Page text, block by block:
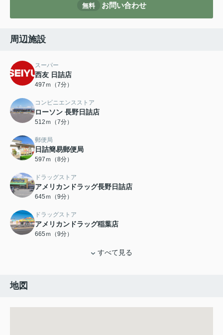
無料 お問い合わせ
周辺施設
スーパー
西友 日詰店
497ｍ（7分）
コンビニエンスストア
ローソン 長野日詰店
512ｍ（7分）
郵便局
日詰簡易郵便局
597ｍ（8分）
ドラッグストア
アメリカンドラッグ長野日詰店
645ｍ（9分）
ドラッグストア
アメリカンドラッグ稲葉店
665ｍ（9分）
すべて見る
地図